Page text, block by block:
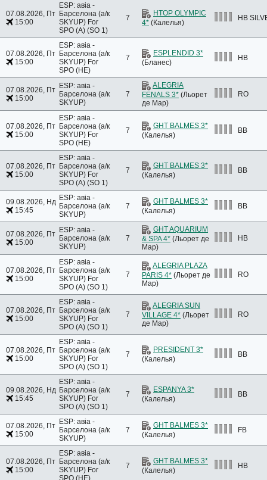
07.08.2026, Пт
15:00
ESP: авіа -
Барселона (а/к
SKYUP) For
SPO (A) (SO 1)
7
HTOP OLYMPIC
4* (Калелья)
HB
07.08.2026, Пт
15:00
ESP: авіа -
Барселона (а/к
SKYUP) For
SPO (HE)
7
ESPLENDID 3*
(Бланес)
HB
07.08.2026, Пт
15:00
ESP: авіа -
Барселона (а/к
SKYUP)
7
ALEGRIA
FENALS 3* (Льорет
де Мар)
RO
07.08.2026, Пт
15:00
ESP: авіа -
Барселона (а/к
SKYUP) For
SPO (HE)
7
GHT BALMES 3*
(Калелья)
BB
07.08.2026, Пт
15:00
ESP: авіа -
Барселона (а/к
SKYUP) For
SPO (A) (SO 1)
7
GHT BALMES 3*
(Калелья)
BB
09.08.2026, Нд
15:45
ESP: авіа -
Барселона (а/к
SKYUP)
7
GHT BALMES 3*
(Калелья)
BB
07.08.2026, Пт
15:00
ESP: авіа -
Барселона (а/к
SKYUP)
7
GHT AQUARIUM
& SPA 4* (Льорет де
Мар)
HB
07.08.2026, Пт
15:00
ESP: авіа -
Барселона (а/к
SKYUP) For
SPO (A) (SO 1)
7
ALEGRIA PLAZA
PARIS 4* (Льорет де
Мар)
RO
07.08.2026, Пт
15:00
ESP: авіа -
Барселона (а/к
SKYUP) For
SPO (A) (SO 1)
7
ALEGRIA SUN
VILLAGE 4* (Льорет
де Мар)
RO
07.08.2026, Пт
15:00
ESP: авіа -
Барселона (а/к
SKYUP) For
SPO (A) (SO 1)
7
PRESIDENT 3*
(Калелья)
BB
09.08.2026, Нд
15:45
ESP: авіа -
Барселона (а/к
SKYUP) For
SPO (A) (SO 1)
7
ESPANYA 3*
(Калелья)
BB
07.08.2026, Пт
15:00
ESP: авіа -
Барселона (а/к
SKYUP)
7
GHT BALMES 3*
(Калелья)
FB
07.08.2026, Пт
15:00
ESP: авіа -
Барселона (а/к
SKYUP) For
SPO (HE)
7
GHT BALMES 3*
(Калелья)
HB